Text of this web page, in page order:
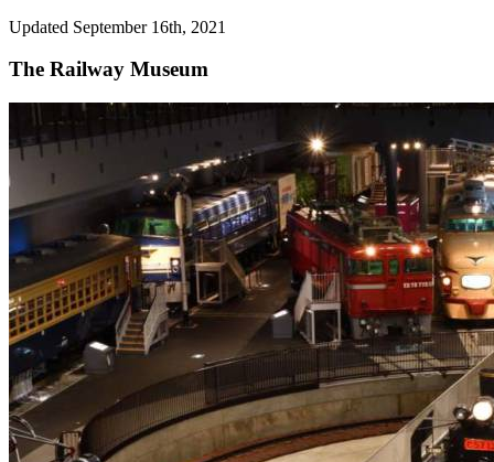
Updated September 16th, 2021
The Railway Museum